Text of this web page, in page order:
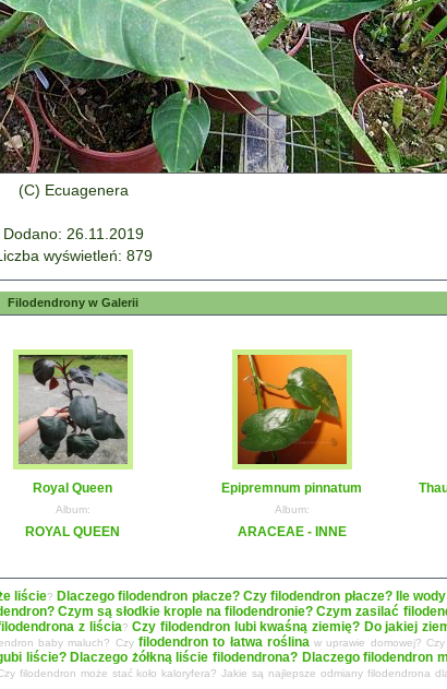
(C) Ecuagenera
Dodano: 26.11.2019
wyświetleń: 879
Filodendrony w Galerii
Royal Queen
Album:
ROYAL QUEEN
Epipremnum pinnatum
Album:
ARACEAE - INNE
liście? Dlaczego filodendron płacze? Czy filodendron płacze? Ile
Czym są słodkie krople na filodendronie? Czym zasilać
z liścia?Czy filodendron lubi kwaśną ziemię? Do jakiej
baby maluch? Czy filodendron to łatwa roślina w uprawie domowej?
liście? Dlaczego żółkną liście filodendrona? Dlaczego filodendron
Czy filodendron może stać koło kaloryfera? Jakie są najlepsze odmiany filodendrona